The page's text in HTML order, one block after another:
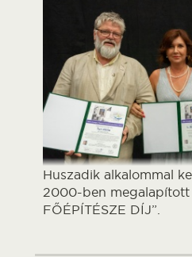
Huszadik alkalommal
2000-ben megalapított
FŐÉPÍTÉSZE DÍJ”.